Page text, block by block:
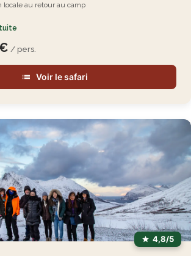
locale au retour au camp
/ pers.
Voir le safari
4,8/5